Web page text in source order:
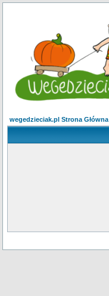
wegedzieciak.pl Strona Główna